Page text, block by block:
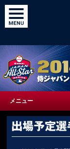
メニュー